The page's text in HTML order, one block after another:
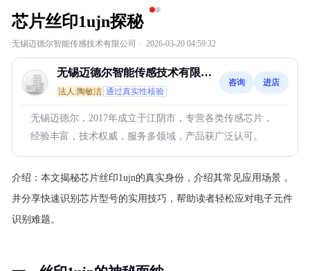
芯片丝印1ujn探秘
无锡迈德尔智能传感技术有限公司 · 2026-03-20 04:59:32
无锡迈德尔智能传感技术有限公
司
法人:陶敏洁 通过真实性核验
咨询 进店
无锡迈德尔，2017年成立于江阴市，专营各类传感芯片，
经验丰富，技术权威，服务多领域，产品获广泛认可。
介绍： 本文揭秘芯片丝印1ujn的真实身份，介绍其常见应用场景，
并分享快速识别芯片型号的实用技巧，帮助读者轻松应对电子元件
识别难题。